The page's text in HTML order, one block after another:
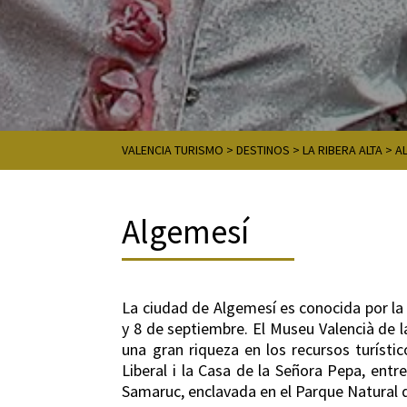
VALENCIA TURISMO >DESTINOS >LA RIBERA ALTA >
Algemesí
La ciudad de Algemesí es conocida por
y 8 de septiembre. El Museu Valencià
una gran riqueza en los recursos
Liberal i la Casa de la Señora Pepa,
Samaruc, enclavada en el Parque